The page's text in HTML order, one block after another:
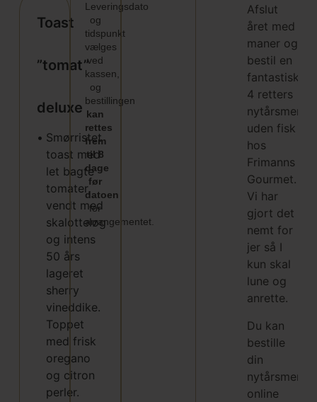
Toast
”tomat”
deluxe
• Smørristet
toast med
let bagte
tomater,
vendt med
skalotteløg
og intens
50 års
lageret
sherry
vineddike.
Toppet
med frisk
oregano
og citron
perler.
Leveringsdato
og
tidspunkt
vælges
ved
kassen,
og
bestillingen
kan
rettes
frem
til 8
dage
før
datoen
for
arrangementet.
Afslut
året med
maner og
bestil en
fantastisk
4 retters
nytårsmenu
uden fisk
hos
Frimanns
Gourmet.
Vi har
gjort det
nemt for
jer så I
kun skal
lune og
anrette.
Du kan
bestille
din
nytårsmenu
online